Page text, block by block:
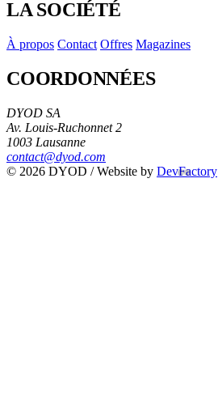
LA SOCIÉTÉ
À propos Contact Offres Magazines
COORDONNÉES
DYOD SA
Av. Louis-Ruchonnet 2
1003 Lausanne
contact@dyod.com
© 2026 DYOD / Website by DevFactory